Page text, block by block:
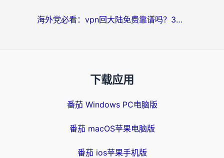
海外党必看：vpn回大陆免费靠谱吗？3步选对加速器实现无缝刷国内资源
下载应用
番茄 Windows PC电脑版
番茄 macOS苹果电脑版
番茄 ios苹果手机版